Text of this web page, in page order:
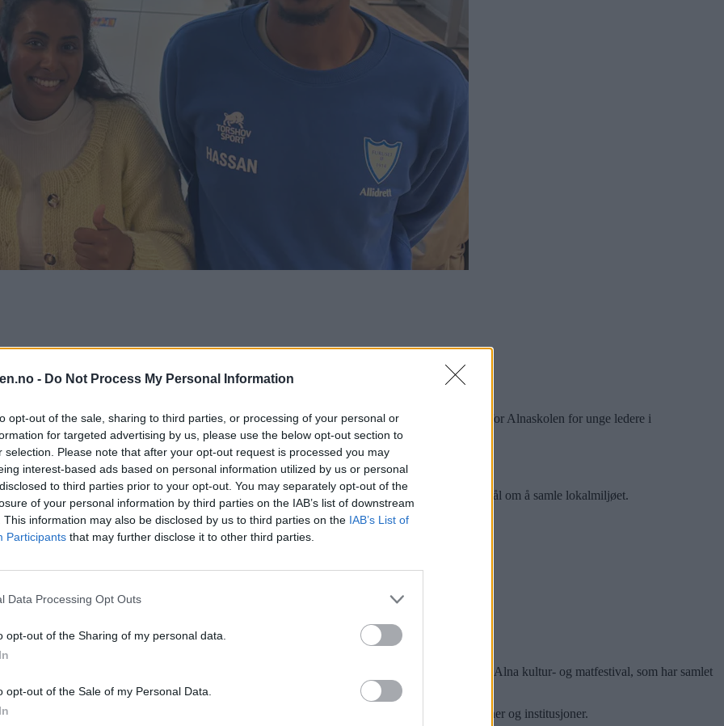
- Do Not Process My Personal Information
opt-out of the sale, sharing to third parties, or processing of your personal or
for targeted advertising by us, please use the below opt-out section to
selection. Please note that after your opt-out request is processed you may
interest-based ads based on personal information utilized by us or personal
to third parties prior to your opt-out. You may separately opt-out of the
of your personal information by third parties on the IAB’s list of downstream
This information may also be disclosed by us to third parties on the IAB’s List of
Participants that may further disclose it to other third parties.
Data Processing Opt Outs
opt-out of the Sharing of my personal data.
opt-out of the Sale of my Personal Data.
Furuset IF, frivillighetskoordinator Yusra Hasan i FUBIAK og Hassan Salah Hassan, leder for Alnaskolen for unge ledere i
frivillige og samarbeidspartnere samlet under planleggingen av årets festival.
– Større enn noen gang
familien. Lørdag 20. juni inviteres det igjen til Furuset Nabolagsfestival – med et tydelig mål om å samle lokalmiljøet.
stabelen lørdag. Arrangementet er en videreføring av den tradisjonsrike Furusetfestivalen og Alna kultur- og matfestival, som har samlet
med Bydel Alna og Områdeløft Furuset. I tillegg bidrar et stort antall lokale lag, organisasjoner og institusjoner.